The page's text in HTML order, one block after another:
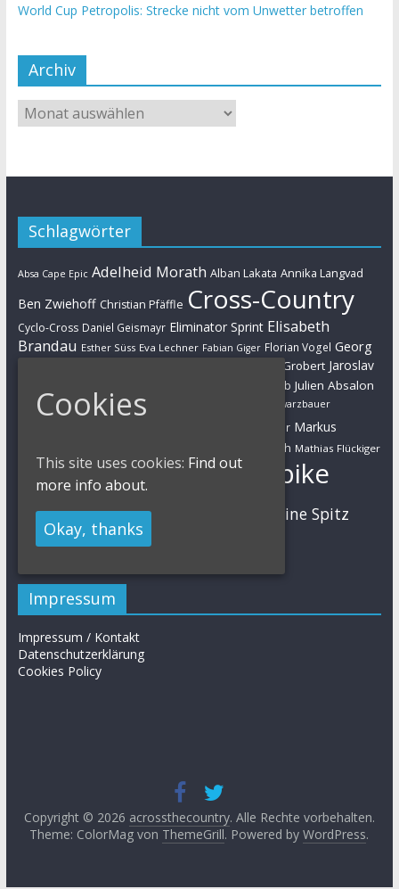
World Cup Petropolis: Strecke nicht vom Unwetter betroffen
Archiv
Schlagwörter
Absa Cape Epic Adelheid Morath Alban Lakata Annika Langvad
Ben Zwiehoff Christian Pfäffle Cross-Country
Cyclo-Cross Daniel Geismayr Eliminator Sprint Elisabeth
Brandau Esther Süss Eva Lechner Fabian Giger Florian Vogel Georg
Helen Grobert Jaroslav
Julian Schelb Julien Absalon
Karl Platt Kathrin Stirnemann Luca Schwarzbauer
Marathon Markus Bauer Markus
Martin Gluth Mathias Flückiger
Max Brandl Moritz Milatz
Mountainbike
MTB Nadine Rieder Sabine Spitz
Simon Stiebjahn UCI
Impressum
Impressum / Kontakt
Datenschutzerklärung
Cookies Policy
Copyright © 2026 acrossthecountry. Alle Rechte vorbehalten.
Theme: ColorMag von ThemeGrill. Powered byWordPress.
Cookies
This site uses cookies: Find out
more info about.
Okay, thanks